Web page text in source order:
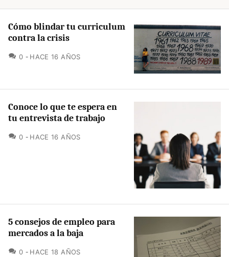
Cómo blindar tu curriculum
contra la crisis
0 COMENTARIOS
HACE 16 AÑOS
Conoce lo que te espera en
tu entrevista de trabajo
0 COMENTARIOS
HACE 16 AÑOS
5 consejos de empleo para
mercados a la baja
0 COMENTARIOS
HACE 18 AÑOS